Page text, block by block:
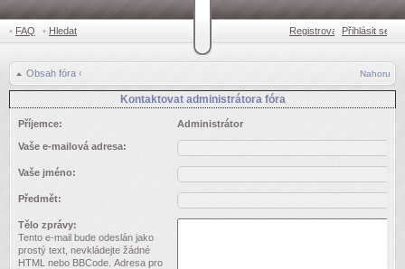
• FAQ • Hledat Registrovat •Přihlásit se
Obsah fóra ‹ Nahoru
Kontaktovat administrátora fóra
Příjemce: Administrátor
Vaše e-mailová adresa:
Vaše jméno:
Předmět:
Tělo zprávy:
Tento e-mail bude odeslán jako
prostý text, nevkládejte žádné
HTML nebo BBCode. Adresa pro